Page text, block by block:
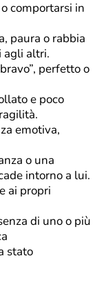
comportarsi in
paura o rabbia
agli altri.
perfetto o
e poco
emotiva,
o una
intorno a lui.
ai propri
di uno o più
stato